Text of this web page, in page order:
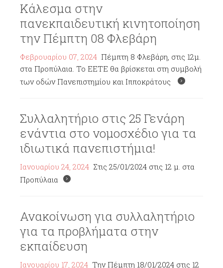
Κάλεσμα στην
πανεκπαιδευτική κινητοποίηση
την Πέμπτη 08 Φλεβάρη
Φεβρουαρίου 07, 2024 Πέμπτη 8 Φλεβάρη, στις 12μ.
στα Προπύλαια. Το ΕΕΤΕ θα βρίσκεται στη συμβολή
των οδών Πανεπιστημίου και Ιπποκράτους
Συλλαλητήριο στις 25 Γενάρη
ενάντια στο νομοσχέδιο για τα
ιδιωτικά πανεπιστήμια!
Ιανουαρίου 24, 2024 Στις 25/01/2024 στις 12 μ. στα
Προπύλαια
Ανακοίνωση για συλλαλητήριο
για τα προβλήματα στην
εκπαίδευση
Ιανουαρίου 17, 2024 Την Πέμπτη 18/01/2024 στις 12